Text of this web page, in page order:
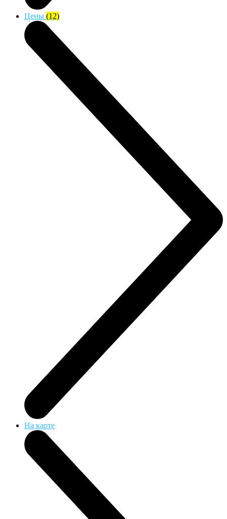
Цены (12)
На карте